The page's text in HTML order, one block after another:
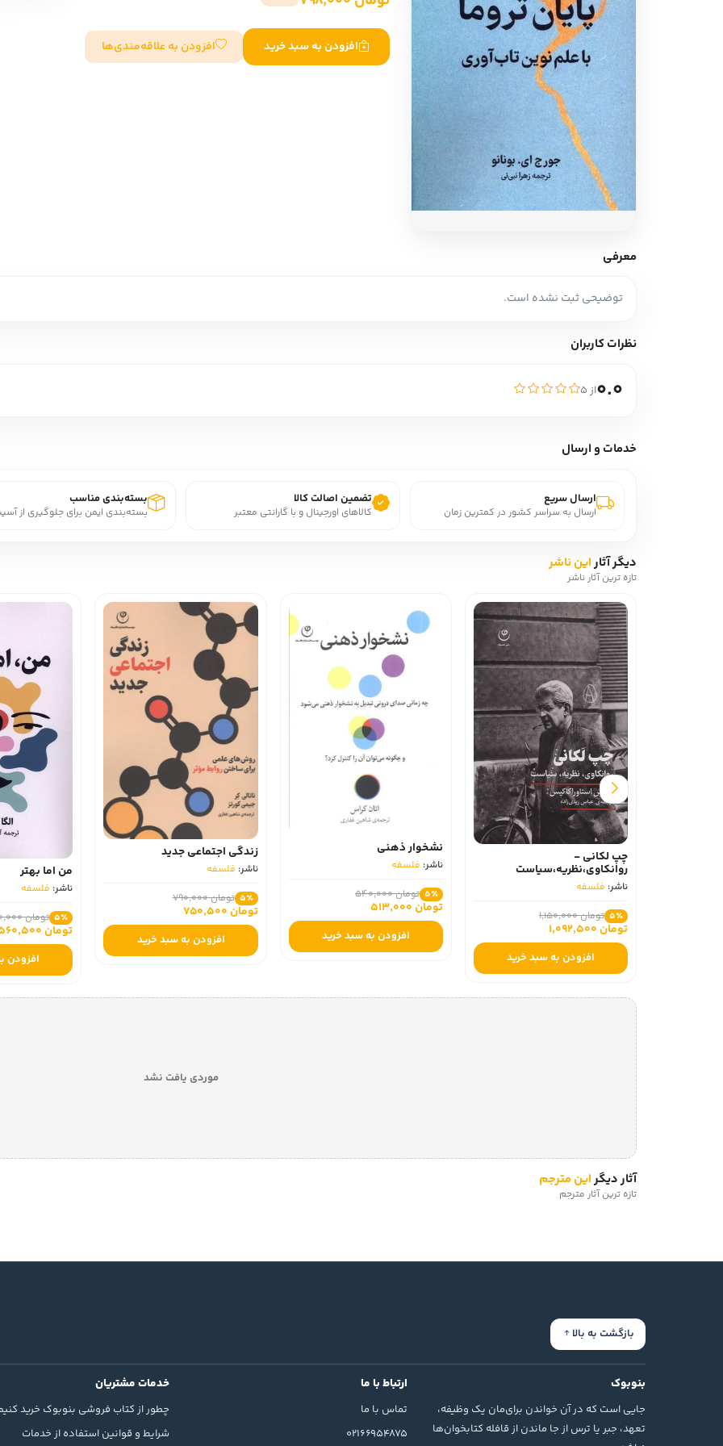
ادبیات آلمان
ادبیات ترکیه
ادبیات آسیا
سایر کشورهای اروپا
ادبیات
جستار و مقاله
آموزش نویسندگی
زبان شناسی
افزودن به سبد خرید افزودن به علاقه‌مندی‌ها
معرفی
توضیحی ثبت نشده است.
نظرات کاربران
0.0از ۵
خدمات و ارسال
ارسال سریع
ارسال به سراسر کشور در کمترین زمان
تضمین اصالت کالا
کالاهای اورجینال و با گارانتی معتبر
بسته‌بندی مناسب
بسته‌بندی ایمن برای جلوگیری از
دیگر آثاراین ناشر
تازه ترین آثار ناشر
چپ لکانی -
روانکاوی،نظریه،سیاست
ناشر: فلسفه
5٪ تومان 1,150,000
تومان 1,092,500
افزودن به سبد خرید
نشخوار ذهنی
ناشر: فلسفه
5٪ تومان 540,000
تومان 513,000
افزودن به سبد خرید
زندگی اجتماعی جدید
ناشر: فلسفه
5٪ تومان 790,000
تومان 750,500
افزودن به سبد خرید
من اما بهتر
ناشر: فلسفه
5٪ تومان 590,000
تومان 560,500
افزودن
موردی یافت نشد
آثار دیگراین مترجم
تازه ترین آثار مترجم
بازگشت به بالا
بنوبوک
جایی است که در آن خواندن برای‌مان یک وظیفه،
تعهد، جبر یا ترس از جا ماندن از قافله کتابخوان‌ها
ارتباط با ما
تماس با ما
02166954875
خدمات مشتریان
چطور از کتاب فروشی بنوبوک خرید
شرایط و قوانین استفاده از خدمات